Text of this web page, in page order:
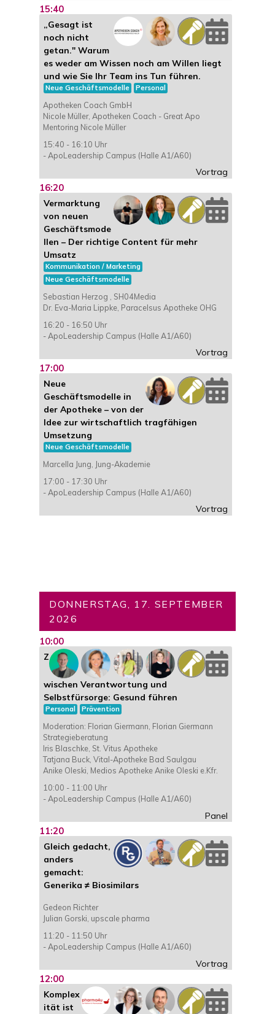
15:40
„Gesagt ist
noch nicht
getan." Warum
es weder am Wissen noch am Willen liegt
und wie Sie Ihr Team ins Tun führen.
Neue Geschäftsmodelle Personal
Apotheken Coach GmbH
Nicole Müller, Apotheken Coach - Great Apo
Mentoring Nicole Müller
15:40 - 16:10 Uhr
- ApoLeadership Campus (Halle A1/A60)
Vortrag
16:20
Vermarktung
von neuen
Geschäftsmode
llen – Der richtige Content für mehr
Umsatz
Kommunikation / Marketing
Neue Geschäftsmodelle
Sebastian Herzog , SH04Media
Dr. Eva-Maria Lippke, Paracelsus Apotheke OHG
16:20 - 16:50 Uhr
- ApoLeadership Campus (Halle A1/A60)
Vortrag
17:00
Neue
Geschäftsmodelle in
der Apotheke – von der
Idee zur wirtschaftlich tragfähigen
Umsetzung
Neue Geschäftsmodelle
Marcella Jung, Jung-Akademie
17:00 - 17:30 Uhr
- ApoLeadership Campus (Halle A1/A60)
Vortrag
DONNERSTAG, 17. SEPTEMBER
2026
10:00
Z
wischen Verantwortung und
Selbstfürsorge: Gesund führen
Personal Prävention
Moderation: Florian Giermann, Florian Giermann
Strategieberatung
Iris Blaschke, St. Vitus Apotheke
Tatjana Buck, Vital-Apotheke Bad Saulgau
Anike Oleski, Medios Apotheke Anike Oleski e.Kfr.
10:00 - 11:00 Uhr
- ApoLeadership Campus (Halle A1/A60)
Panel
11:20
Gleich gedacht,
anders
gemacht:
Generika ≠ Biosimilars
Gedeon Richter
Julian Gorski, upscale pharma
11:20 - 11:50 Uhr
- ApoLeadership Campus (Halle A1/A60)
Vortrag
12:00
Komplex
ität ist